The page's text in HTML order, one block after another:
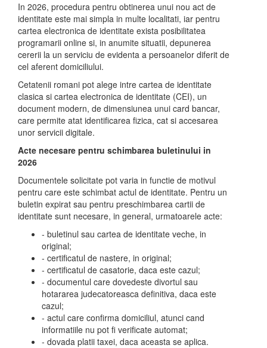
In 2026, procedura pentru obtinerea unui nou act de
identitate este mai simpla in multe localitati, iar pentru
cartea electronica de identitate exista posibilitatea
programarii online si, in anumite situatii, depunerea
cererii la un serviciu de evidenta a persoanelor diferit de
cel aferent domiciliului.
Cetatenii romani pot alege intre cartea de identitate
clasica si cartea electronica de identitate (CEI), un
document modern, de dimensiunea unui card bancar,
care permite atat identificarea fizica, cat si accesarea
unor servicii digitale.
Acte necesare pentru schimbarea buletinului in
2026
Documentele solicitate pot varia in functie de motivul
pentru care este schimbat actul de identitate. Pentru un
buletin expirat sau pentru preschimbarea cartii de
identitate sunt necesare, in general, urmatoarele acte:
- buletinul sau cartea de identitate veche, in
original;
- certificatul de nastere, in original;
- certificatul de casatorie, daca este cazul;
- documentul care dovedeste divortul sau
hotararea judecatoreasca definitiva, daca este
cazul;
- actul care confirma domiciliul, atunci cand
informatiile nu pot fi verificate automat;
- dovada platii taxei, daca aceasta se aplica.